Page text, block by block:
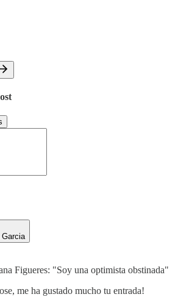
Figueres: "Soy una optimista obstinada"
me ha gustado mucho tu entrada!